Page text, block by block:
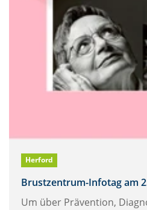
Herford
Brustzentrum-Infotag am
Um über Prävention,